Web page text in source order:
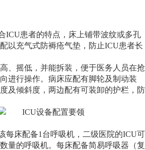
ICU患者的特点，床上铺带波纹或多孔
以充气式防褥疮气垫，防止ICU患者长
、摇低，并能拆装，便于医务人员在抢
进行操作。病床应配有脚轮及制动装
及倾斜度，两边配有可装卸的护栏，防
每床配备1 台呼吸机，二级医院的ICU可
量的呼吸机。每床配备简易呼吸器（复